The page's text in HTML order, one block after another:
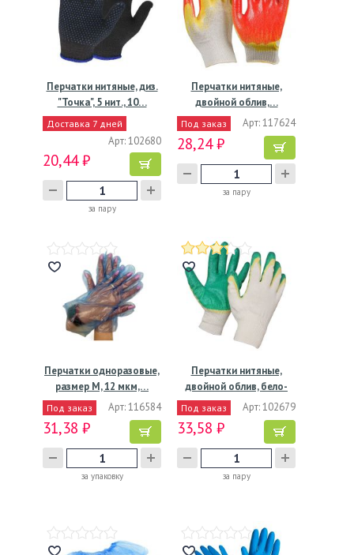
Перчатки нитяные, диз.
"Точка", 5 нит., 10…
Доставка 7 дней
Арт: 102680
20,44 ₽
за пару
Перчатки нитяные,
двойной облив,…
Под заказ Арт: 117624
28,24 ₽
за пару
Перчатки одноразовые,
размер М, 12 мкм,…
Под заказ Арт: 116584
31,38 ₽
за упаковку
Перчатки нитяные,
двойной облив, бело-
зел.,…
Под заказ Арт: 102679
33,58 ₽
за пару